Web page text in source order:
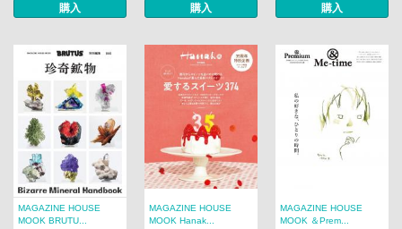
購入 購入 購入
MAGAZINE HOUSE
MOOK BRUTU...
MAGAZINE HOUSE
MOOK Hanak...
MAGAZINE HOUSE
MOOK ＆Prem...